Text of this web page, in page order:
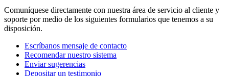
Comuníquese directamente con nuestra área de servicio al cliente y
soporte por medio de los siguientes formularios que tenemos a su
disposición.
Escríbanos mensaje de contacto
Recomendar nuestro sistema
Enviar sugerencias
Depositar un testimonio